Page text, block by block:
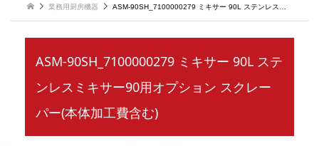
業務用厨房機器 ASM-90SH_7100000279 ミキサー 90L ステンレスミキサー90用オプション スクレーパー(本体加工費含む)
ASM-90SH_7100000279 ミキサー 90L ステ
ンレスミキサー90用オプション スクレー
パー(本体加工費含む)